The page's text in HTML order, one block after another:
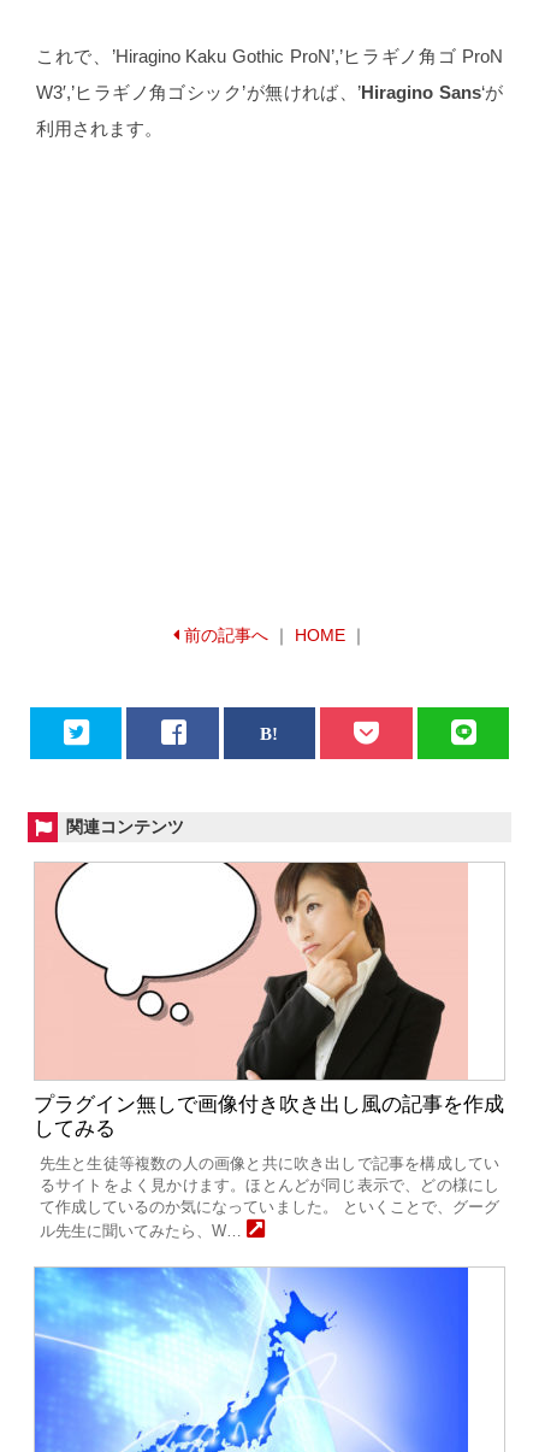
これで、’Hiragino Kaku Gothic ProN’,’ヒラギノ角ゴ ProN
W3′,’ヒラギノ角ゴシック’が無ければ、’Hiragino Sans‘が
利用されます。
前の記事へ｜ HOME｜
関連コンテンツ
プラグイン無しで画像付き吹き出し風の記事を作成
してみる
先生と生徒等複数の人の画像と共に吹き出しで記事を構成してい
るサイトをよく見かけます。ほとんどが同じ表示で、どの様にし
て作成しているのか気になっていました。 といくことで、グーグ
ル先生に聞いてみたら、W…